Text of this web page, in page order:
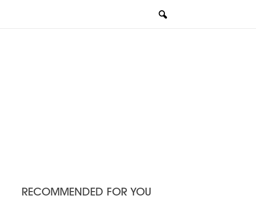
RECOMMENDED FOR YOU